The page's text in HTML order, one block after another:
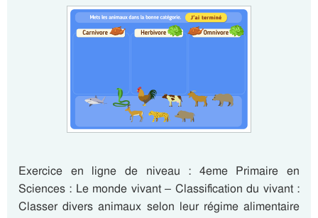
Exercice en ligne de niveau : 4eme Primaire en
Sciences : Le monde vivant – Classification du vivant :
Classer divers animaux selon leur régime alimentaire